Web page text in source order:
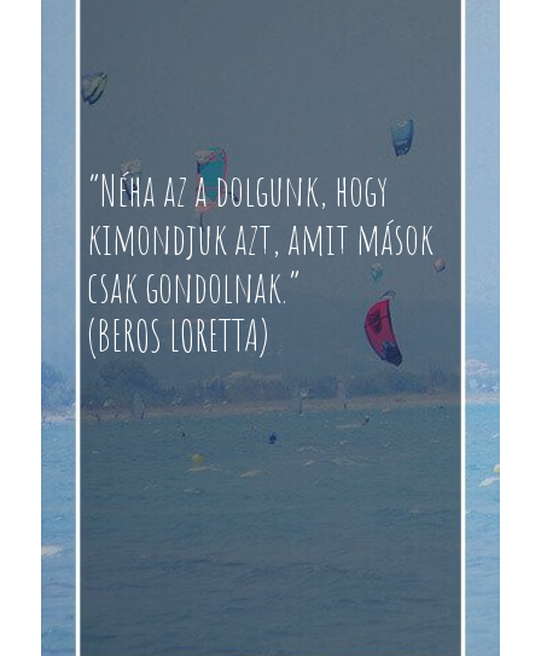
“Néha az a dolgunk, hogy
kimondjuk azt, amit mások
csak gondolnak.”
(BEROS LORETTA)